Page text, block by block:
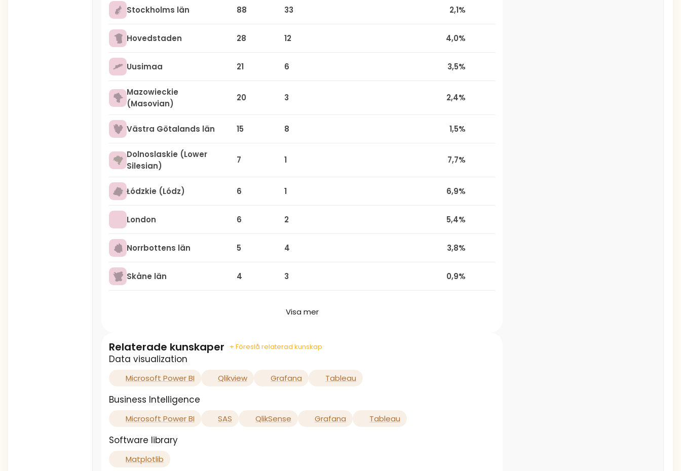
Stockholms län 88 33 2,1%
Hovedstaden 28 12 4,0%
Uusimaa 21 6 3,5%
Mazowieckie
(Masovian)
20 3 2,4%
Västra Götalands län 15 8 1,5%
Dolnoslaskie (Lower
Silesian)
7 1 7,7%
Łódzkie (Lódz) 6 1 6,9%
London 6 2 5,4%
Norrbottens län 5 4 3,8%
Skåne län 4 3 0,9%
Visa mer
Relaterade kunskaper + Föreslå relaterad kunskap
Data visualization
Microsoft Power BI Qlikview Grafana Tableau
Business Intelligence
Microsoft Power BI SAS QlikSense Grafana Tableau
Software library
Matplotlib